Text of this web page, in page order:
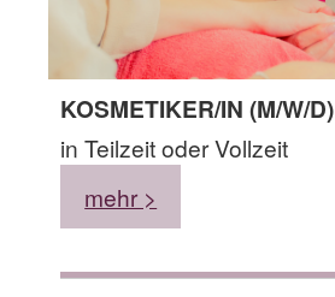
KOSMETIKER/IN (M/W/D)
in Teilzeit oder Vollzeit
mehr >